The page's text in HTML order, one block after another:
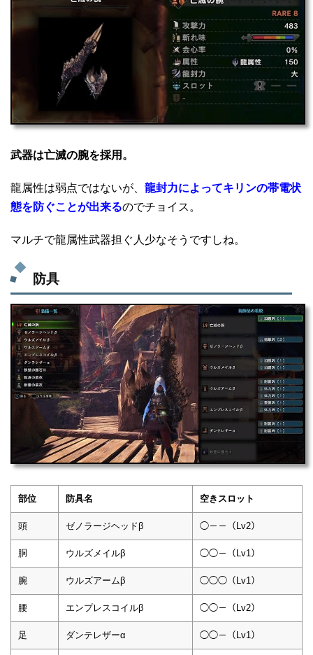
武器は亡滅の腕を採用。
龍属性は弱点ではないが、 龍封力によってキリンの帯電状
態を防ぐことが出来るのでチョイス。
マルチで龍属性武器担ぐ人少なそうですしね。
防具
部位 防具名 空きスロット
頭 ゼノラージヘッドβ ◯－－（Lv2）
胴 ウルズメイルβ ◯◯－（Lv1）
腕 ウルズアームβ ◯◯◯（Lv1）
腰 エンプレスコイルβ ◯◯－（Lv2）
足 ダンテレザーα ◯◯－（Lv1）